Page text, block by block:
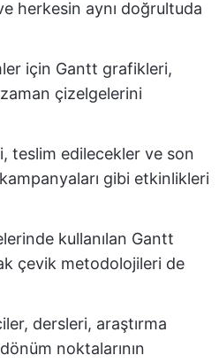
herkesin aynı doğrultuda
için Gantt grafikleri,
çizelgelerini
teslim edilecekler ve son
gibi etkinlikleri
kullanılan Gantt
çevik metodolojileri de
dersleri, araştırma
noktalarının